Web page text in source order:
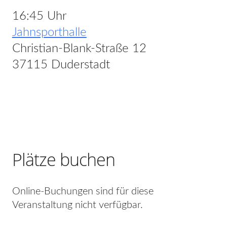
16:45 Uhr
Jahnsporthalle
Christian-Blank-Straße 12
37115 Duderstadt
Plätze buchen
Online-Buchungen sind für diese
Veranstaltung nicht verfügbar.